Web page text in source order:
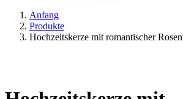
Anfang
Produkte
Hochzeitskerze mit romantischer